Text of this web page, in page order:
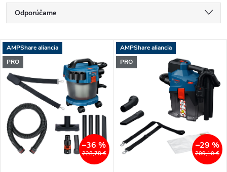
R
a
d
e
n
i
Odporúčame
Najdrahšie
Najpredávanejšie
Abecedne
V
ý
p
i
s
AMPShare aliancia
PRO
228,78 €
–36 %
AMPShare aliancia
PRO
209,10 €
–29 %